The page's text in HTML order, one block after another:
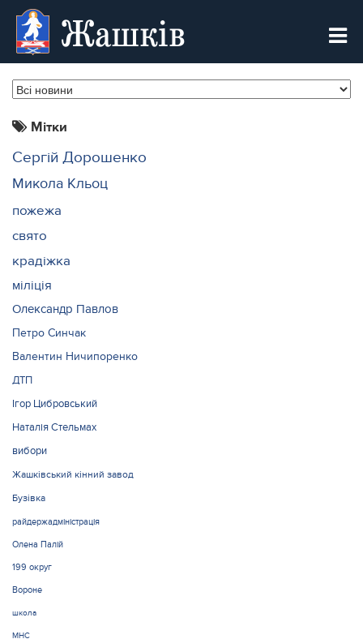
Жашків
Мітки
Сергій Дорошенко
Микола Кльоц
пожежа
свято
крадіжка
міліція
Олександр Павлов
Петро Синчак
Валентин Ничипоренко
ДТП
Ігор Цибровський
Наталія Стельмах
вибори
Жашківський кінний завод
Бузівка
райдержадміністрація
Олена Палій
199 округ
Вороне
школа
МНС